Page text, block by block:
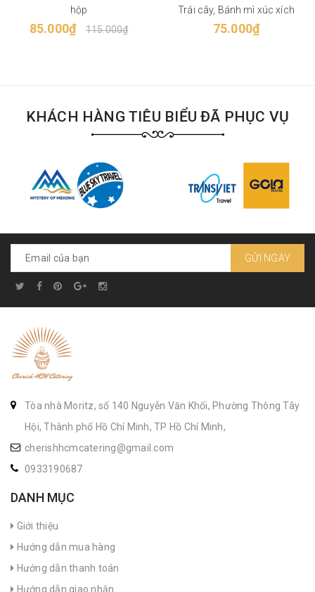
hộp
85.000₫ 115.000₫
Trái cây, Bánh mì xúc xích
75.000₫
KHÁCH HÀNG TIÊU BIỂU ĐÃ PHỤC VỤ
GỬI NGAY
Tòa nhà Moritz, số 140 Nguyễn Văn Khối, Phường Thông Tây
Hội, Thành phố Hồ Chí Minh, TP Hồ Chí Minh,
cherishhcmcatering@gmail.com
0933190687
DANH MỤC
Giới thiệu
Hướng dẫn mua hàng
Hướng dẫn thanh toán
Hướng dẫn giao nhận